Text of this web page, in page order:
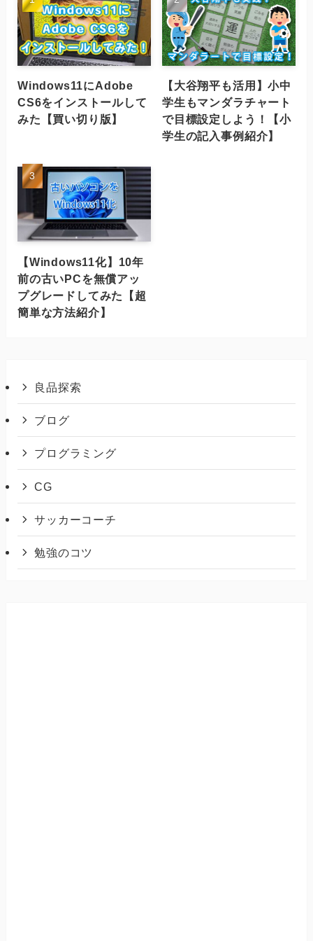
Windows11にAdobe
CS6をインストールして
みた【買い切り版】
【大谷翔平も活用】小中
学生もマンダラチャート
で目標設定しよう！【小
学生の記入事例紹介】
【Windows11化】10年
前の古いPCを無償アッ
プグレードしてみた【超
簡単な方法紹介】
良品探索
ブログ
プログラミング
CG
サッカーコーチ
勉強のコツ